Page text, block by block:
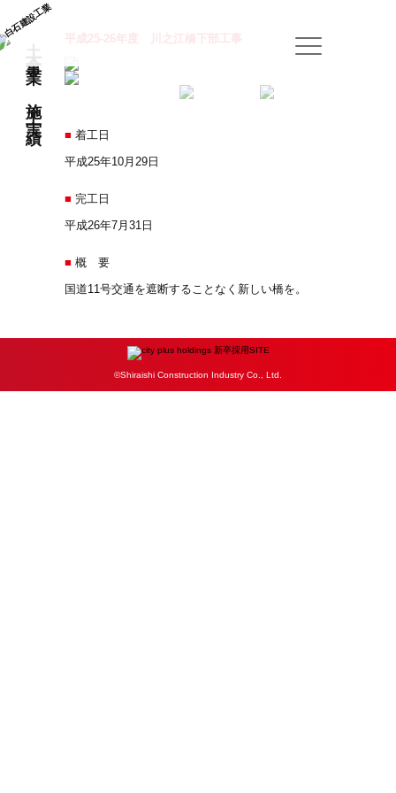
土木事業：施工実績 平成25-26年度 川之江橋下部工事
■着工日
平成25年10月29日
■完工日
平成26年7月31日
■概 要
国道11号交通を遮断することなく新しい橋を。
©Shiraishi Construction Industry Co., Ltd.